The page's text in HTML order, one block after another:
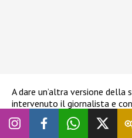
A dare un’altra versione della
intervenuto il giornalista e
Salerno. Tramite i suoi social
Diamante
è stato trasmesso